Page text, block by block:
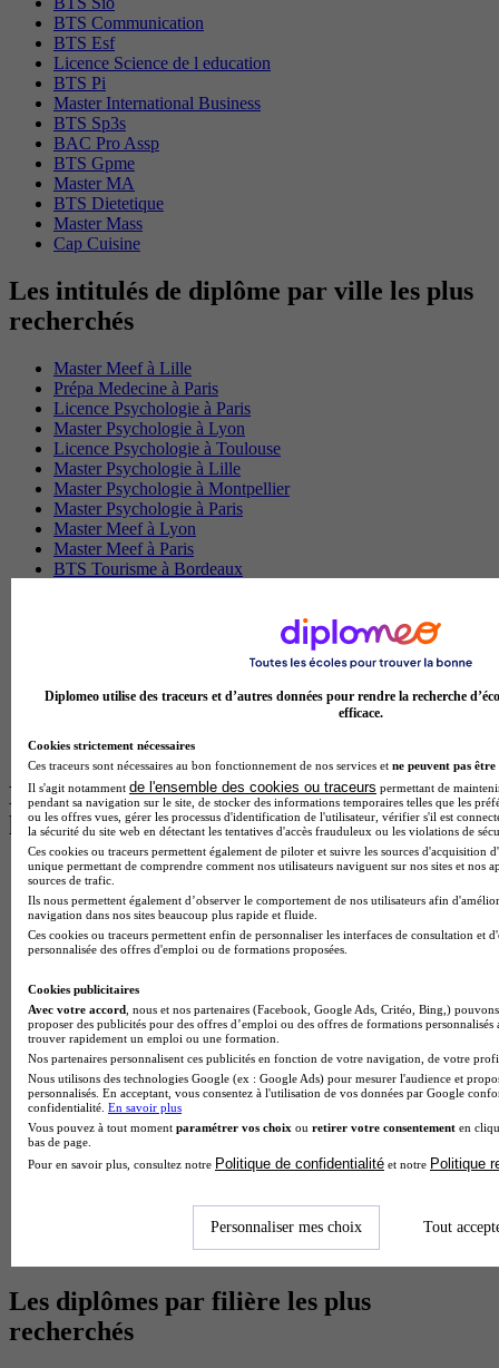
BTS Communication
BTS Esf
Licence Science de l education
BTS Pi
Master International Business
BTS Sp3s
BAC Pro Assp
BTS Gpme
Master MA
BTS Dietetique
Master Mass
Cap Cuisine
Les intitulés de diplôme par ville les plus
recherchés
Master Meef à Lille
Prépa Medecine à Paris
Licence Psychologie à Paris
Master Psychologie à Lyon
Licence Psychologie à Toulouse
Master Psychologie à Lille
Master Psychologie à Montpellier
Master Psychologie à Paris
Master Meef à Lyon
Master Meef à Paris
BTS Tourisme à Bordeaux
BTS Communication à Bordeaux
Master Psychologie à Angers
BTS Ndrc à Lyon
Les intitulés de diplôme par alternance
les plus recherchés
BTS Esf en alternance
BTS Dietetique en alternance
BTS Mco en alternance
BTS Pi en alternance
BTS Sp3s en alternance
BTS Ndrc en alternance
BTS Sam en alternance
Cap Fleuriste en alternance
BTS Sio en alternance
MSc Marketing Digital en alternance
BTS Gpme en alternance
Cap Electricien en alternance
BTS Gpn en alternance
BTS Domotique en alternance
BAC Pro Agora en alternance
BTS Tpl en alternance
BTS Ati en alternance
Les diplômes par filière les plus
recherchés
Diplomeo utilise des traceurs et d’autres données pour rendre la recherche
efficace.
Cookies strictement nécessaires
Ces traceurs sont nécessaires au bon fonctionnement de nos services et ne peuvent pas être
Il s'agit notamment de l'ensemble des cookies ou traceurs permettant de
pendant sa navigation sur le site, de stocker des informations temporaires telles que les
ou les offres vues, gérer les processus d'identification de l'utilisateur, vérifier s'il est
la sécurité du site web en détectant les tentatives d'accès frauduleux ou les violations de
Ces cookies ou traceurs permettent également de piloter et suivre les sources d'acquisition
unique permettant de comprendre comment nos utilisateurs naviguent sur nos sites et nos
sources de trafic.
Ils nous permettent également d’observer le comportement de nos utilisateurs afin
navigation dans nos sites beaucoup plus rapide et fluide.
Ces cookies ou traceurs permettent enfin de personnaliser les interfaces de consultation et
personnalisée des offres d'emploi ou de formations proposées.
Cookies publicitaires
Avec votre accord , nous et nos partenaires (Facebook, Google Ads, Critéo, Bing,)
proposer des publicités pour des offres d’emploi ou des offres de formations
trouver rapidement un emploi ou une formation.
Nos partenaires personnalisent ces publicités en fonction de votre navigation, de votre
Nous utilisons des technologies Google (ex : Google Ads) pour mesurer l'audience et
personnalisés. En acceptant, vous consentez à l'utilisation de vos données par Google
confidentialité. En savoir plus
Vous pouvez à tout moment paramétrer vos choix ou retirer votre consentement en
bas de page.
Pour en savoir plus, consultez notre Politique de confidentialité et notre Politique
Personnaliser mes choix Tout